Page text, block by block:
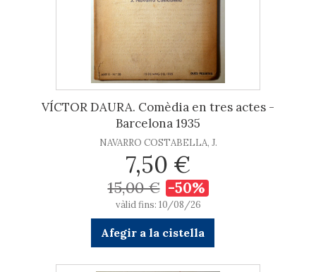
VÍCTOR DAURA. Comèdia en tres actes -
Barcelona 1935
NAVARRO COSTABELLA, J.
7,50 €
15,00 € -50%
vàlid fins: 10/08/26
Afegir a la cistella